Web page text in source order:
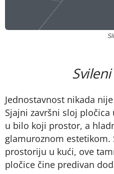
Jednostavnost nikada
Sjajni završni sloj
u bilo koji prostor, a
glamuroznom estetikom.
prostoriju u kući, ove
pločice čine predivan